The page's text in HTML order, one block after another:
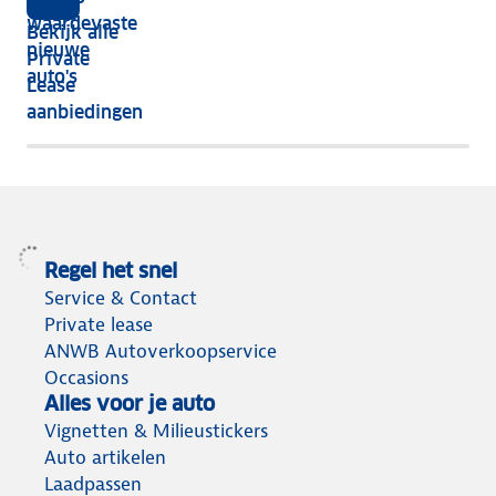
Bekijk alle
Private
Lease
aanbiedingen
écht
jaar
nog
het
meeste
waardevaste
nieuwe
auto's
Regel het snel
Service & Contact
Private lease
ANWB Autoverkoopservice
Occasions
Alles voor je auto
Vignetten & Milieustickers
Auto artikelen
Laadpassen